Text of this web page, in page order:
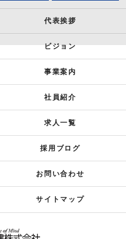
代表挨拶
ビジョン
事業案内
社員紹介
求人一覧
採用ブログ
お問い合わせ
サイトマップ